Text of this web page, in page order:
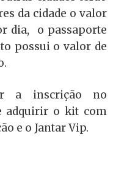
da cidade o valor
dia, o passaporte
possui o valor de
a inscrição no
adquirir o kit com
e o Jantar Vip.